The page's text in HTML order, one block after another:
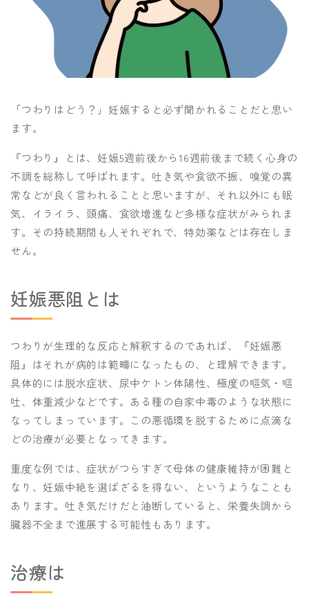
「つわりはどう？」妊娠すると必ず聞かれることだと思い
ます。
『つわり』とは、妊娠5週前後から16週前後まで続く心身の
不調を総称して呼ばれます。吐き気や食欲不振、嗅覚の異
常などが良く言われることと思いますが、それ以外にも眠
気、イライラ、頭痛、食欲増進など多様な症状がみられま
す。その持続期間も人それぞれで、特効薬などは存在しま
せん。
妊娠悪阻とは
つわりが生理的な反応と解釈するのであれば、『妊娠悪
阻』はそれが病的は範疇になったもの、と理解できます。
具体的には脱水症状、尿中ケトン体陽性、極度の嘔気・嘔
吐、体重減少などです。ある種の自家中毒のような状態に
なってしまっています。この悪循環を脱するために点滴な
どの治療が必要となってきます。
重度な例では、症状がつらすぎて母体の健康維持が困難と
なり、妊娠中絶を選ばざるを得ない、というようなことも
あります。吐き気だけだと油断していると、栄養失調から
臓器不全まで進展する可能性もあります。
治療は